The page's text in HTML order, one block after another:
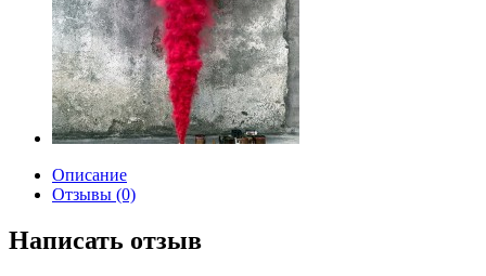
Описание
Отзывы (0)
Написать отзыв